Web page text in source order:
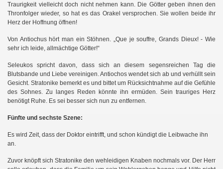
Traurigkeit vielleicht doch nicht nehmen kann. Die Götter geben ihnen den
Thronfolger wieder, so hat es das Orakel versprochen. Sie wollen beide ihr
Herz der Hoffnung öffnen!
Von Antiochus hört man ein Stöhnen. „Que je souffre, Grands Dieux! - Wie
sehr ich leide, allmächtige Götter!“
Seleukos spricht davon, dass sich an diesem segensreichen Tag die
Blutsbande und Liebe vereinigen. Antiochos wendet sich ab und verhüllt sein
Gesicht. Stratonike bemerkt es und bittet um Rücksichtnahme auf die Gefühle
des Sohnes. Zu langes Reden könnte ihn ermüden. Sein trauriges Herz
benötigt Ruhe. Es sei besser sich nun zu entfernen.
Fünfte und sechste Szene:
Es wird Zeit, dass der Doktor eintrifft, und schon kündigt die Leibwache ihn
an.
Zuvor knöpft sich Stratonike den wehleidigen Knaben nochmals vor. Der Herr